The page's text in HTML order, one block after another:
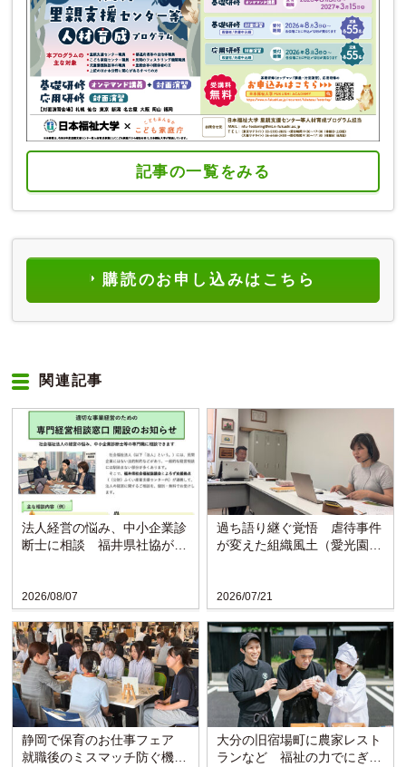
記事の一覧をみる
購読のお申し込みはこちら
関連記事
2026/08/07
法人経営の悩み、中小企業診
断士に相談 福井県社協が支
2026/07/21
過ち語り継ぐ覚悟 虐待事件
が変えた組織風土（愛光園・
静岡で保育のお仕事フェア
就職後のミスマッチ防ぐ機会
大分の旧宿場町に農家レスト
ランなど 福祉の力でにぎわ